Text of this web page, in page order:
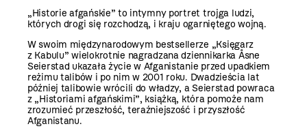
„Historie afgańskie” to intymny portret trojga ludzi,
których drogi się rozchodzą, i kraju ogarniętego wojną.
W swoim międzynarodowym bestsellerze „Księgarz
z Kabulu” wielokrotnie nagradzana dziennikarka Åsne
Seierstad ukazała życie w Afganistanie przed upadkiem
reżimu talibów i po nim w 2001 roku. Dwadzieścia lat
później talibowie wrócili do władzy, a Seierstad powraca
z „Historiami afgańskimi”, książką, która pomoże nam
zrozumieć przeszłość, teraźniejszość i przyszłość
Afganistanu.